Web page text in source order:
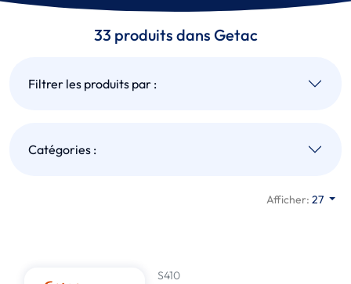
33 produits dans Getac
Filtrer les produits par :
Catégories :
Afficher:27
S410